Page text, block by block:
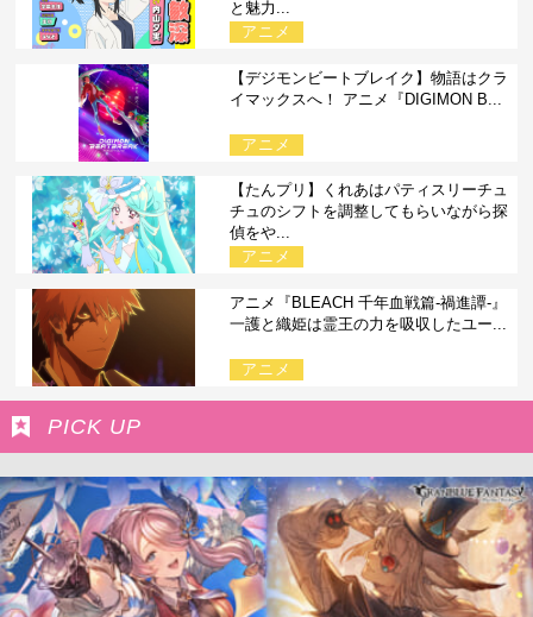
と魅力...
アニメ
【デジモンビートブレイク】物語はクラ
イマックスへ！ アニメ『DIGIMON B...
アニメ
【たんプリ】くれあはパティスリーチュ
チュのシフトを調整してもらいながら探
偵をや...
アニメ
アニメ『BLEACH 千年血戦篇-禍進譚-』
一護と織姫は霊王の力を吸収したユー...
アニメ
PICK UP